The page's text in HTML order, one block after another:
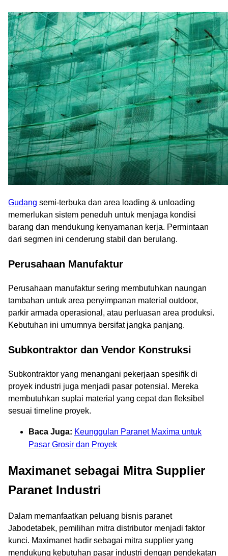
Gudang semi-terbuka dan area loading & unloading
memerlukan sistem peneduh untuk menjaga kondisi
barang dan mendukung kenyamanan kerja. Permintaan
dari segmen ini cenderung stabil dan berulang.
Perusahaan Manufaktur
Perusahaan manufaktur sering membutuhkan naungan
tambahan untuk area penyimpanan material outdoor,
parkir armada operasional, atau perluasan area produksi.
Kebutuhan ini umumnya bersifat jangka panjang.
Subkontraktor dan Vendor Konstruksi
Subkontraktor yang menangani pekerjaan spesifik di
proyek industri juga menjadi pasar potensial. Mereka
membutuhkan suplai material yang cepat dan fleksibel
sesuai timeline proyek.
Baca Juga: Keunggulan Paranet Maxima untuk
Pasar Grosir dan Proyek
Maximanet sebagai Mitra Supplier
Paranet Industri
Dalam memanfaatkan peluang bisnis paranet
Jabodetabek, pemilihan mitra distributor menjadi faktor
kunci. Maximanet hadir sebagai mitra supplier yang
mendukung kebutuhan pasar industri dengan pendekatan